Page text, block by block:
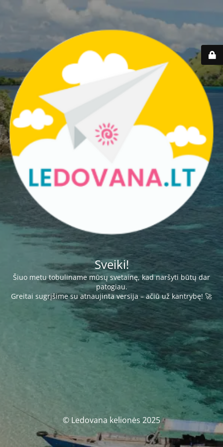
Sveiki!
Šiuo metu tobuliname mūsų svetainę, kad naršyti būtų dar
patogiau.
Greitai sugrįšime su atnaujinta versija – ačiū už kantrybę! 🚀
© Ledovana kelionės 2025